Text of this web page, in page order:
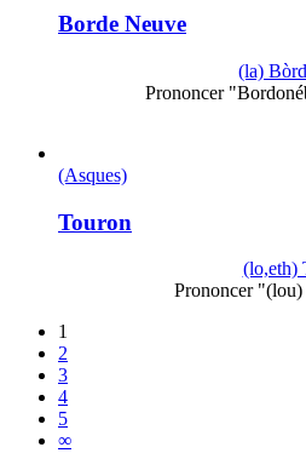
Borde Neuve
(la)
Prononcer
(Asques)
Touron
(lo,eth)
Prononcer
1
2
3
4
5
∞